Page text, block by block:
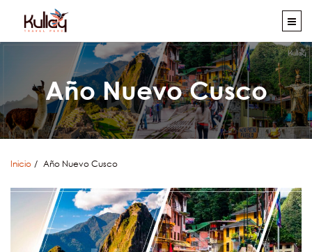
Año Nuevo Cusco
Inicio Año Nuevo Cusco